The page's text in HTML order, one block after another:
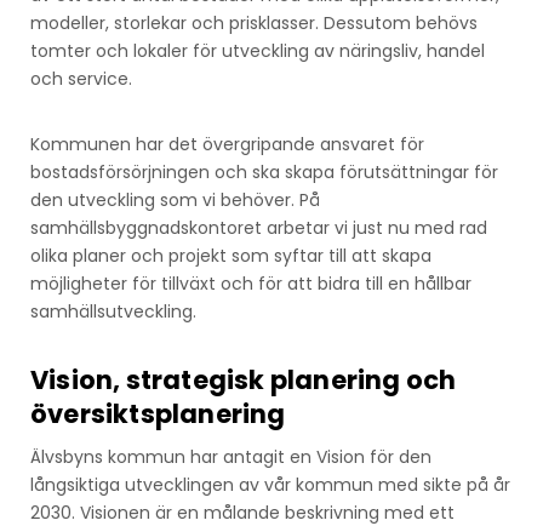
modeller, storlekar och prisklasser. Dessutom behövs
tomter och lokaler för utveckling av näringsliv, handel
och service.
Kommunen har det övergripande ansvaret för
bostadsförsörjningen och ska skapa förutsättningar för
den utveckling som vi behöver. På
samhällsbyggnadskontoret arbetar vi just nu med rad
olika planer och projekt som syftar till att skapa
möjligheter för tillväxt och för att bidra till en hållbar
samhällsutveckling.
Vision, strategisk planering och
översiktsplanering
Älvsbyns kommun har antagit en Vision för den
långsiktiga utvecklingen av vår kommun med sikte på år
2030. Visionen är en målande beskrivning med ett